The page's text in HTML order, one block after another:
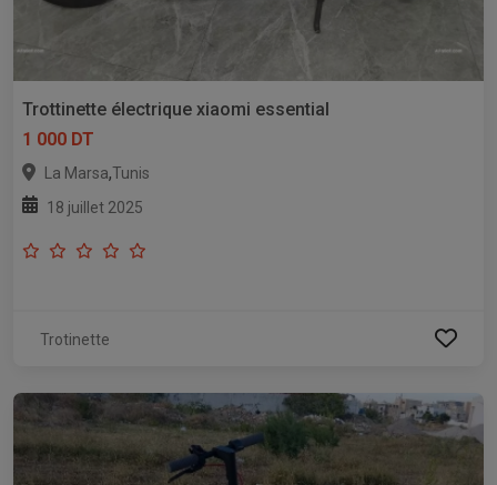
Trottinette électrique xiaomi essential
1 000 DT
La Marsa,Tunis
18 juillet 2025
Trotinette